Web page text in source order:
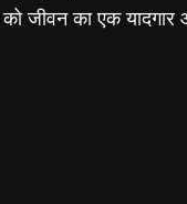
को जीवन का एक